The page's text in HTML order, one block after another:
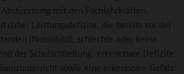
mit den Fachlehrkräften.
dabei Leistungsdefizite, die bereits vor der
(Notenbild), schlechte oder keine
der Schulschließung, erkennbare Defizite
sowie eine erkennbare Gefahr